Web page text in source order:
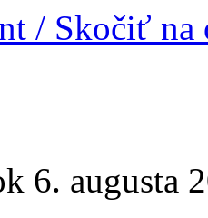
/ Skočiť na
6. augusta